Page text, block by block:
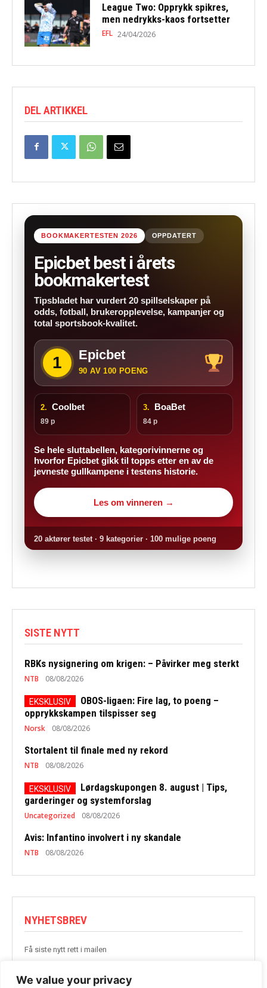
We value your privacy
League Two: Opprykk spikres,
men nedrykks-kaos fortsetter
EFL 24/04/2026
DEL ARTIKKEL
BOOKMAKERTESTEN 2026 OPPDATERT
Epicbet best i årets
bookmakertest
Tipsbladet har vurdert 20 spillselskaper på
odds, fotball, brukeropplevelse, kampanjer og
total sportsbook-kvalitet.
1 Epicbet
90 AV 100 POENG
2. Coolbet
89 p
3. BoaBet
84 p
Se hele sluttabellen, kategorivinnerne og
hvorfor Epicbet gikk til topps etter en av de
jevneste gullkampene i testens historie.
Les om vinneren →
20 aktører testet · 9 kategorier · 100 mulige poeng
SISTE NYTT
RBKs nysignering om krigen: – Påvirker meg sterkt
NTB 08/08/2026
OBOS-ligaen: Fire lag, to poeng –
opprykkskampen tilspisser seg
Norsk 08/08/2026
Stortalent til finale med ny rekord
NTB 08/08/2026
Lørdagskupongen 8. august | Tips,
garderinger og systemforslag
Uncategorized 08/08/2026
Avis: Infantino involvert i ny skandale
NTB 08/08/2026
NYHETSBREV
Få siste nytt rett i mailen